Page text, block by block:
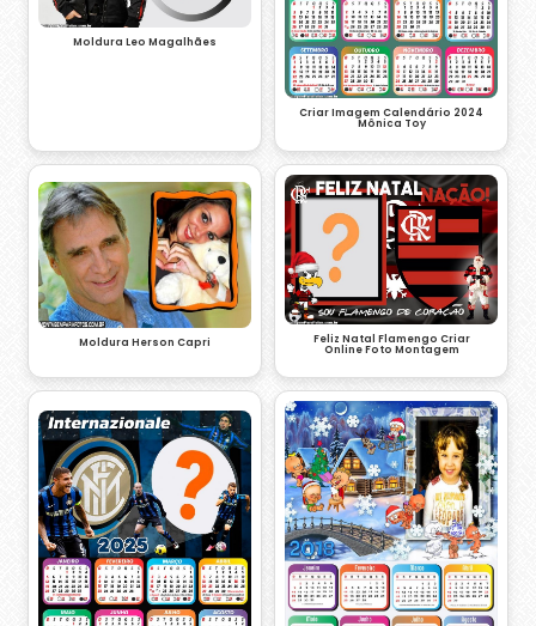
Moldura Leo Magalhães
Criar Imagem Calendário 2024
Mônica Toy
Moldura Herson Capri Feliz Natal Flamengo Criar
Online Foto Montagem